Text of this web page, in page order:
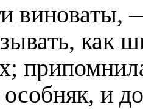
виноваты,
как
и